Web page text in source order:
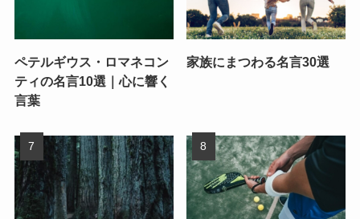
ペテルギウス・ロマネコン
ティの名言10選｜心に響く
言葉
家族にまつわる名言30選